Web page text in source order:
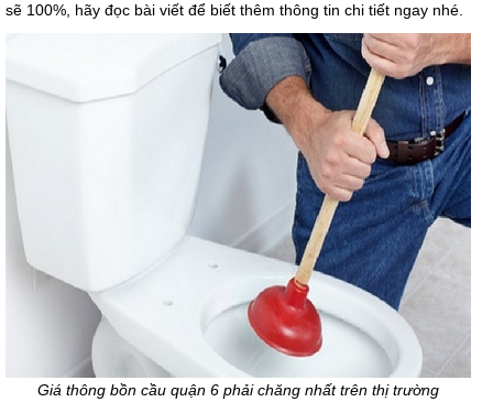
sẽ 100%, hãy đọc bài viết để biết thêm thông tin chi tiết ngay nhé.
Giá thông bồn cầu quận 6 phải chăng nhất trên thị trường